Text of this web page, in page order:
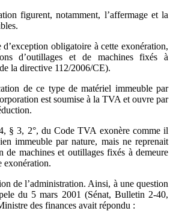
figurent, notamment, l’affermage et la
obligatoire à cette exonération,
d’outillages et de machines fixés à
la directive 112/2006/CE).
de ce type de matériel immeuble par
est soumise à la TVA et ouvre par
§ 3, 2°, du Code TVA exonère comme il
immeuble par nature, mais ne reprenait
de machines et outillages fixés à demeure
exonération.
de l’administration. Ainsi, à une question
du 5 mars 2001 (Sénat, Bulletin 2-40,
des finances avait répondu :